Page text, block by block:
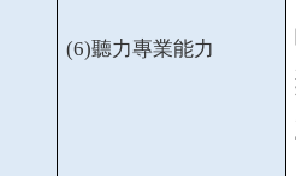
(6)聽力專業能力